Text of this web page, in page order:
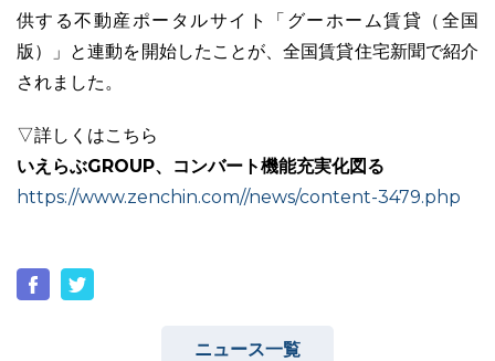
ホームページ制作について プラン紹介･制作の流れ
供する不動産ポータルサイト「グーホーム賃貸（全国
版）」と連動を開始したことが、全国賃貸住宅新聞で紹介
されました。
▽詳しくはこちら
いえらぶGROUP、コンバート機能充実化図る
https://www.zenchin.com//news/content-3479.php
ニュース一覧